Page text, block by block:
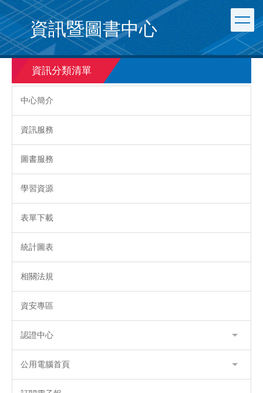
跳
到
主
要
內
區
資訊暨圖書中心
資訊分類清單
中心簡介
資訊服務
圖書服務
學習資源
表單下載
統計圖表
相關法規
資安專區
認證中心
公用電腦首頁